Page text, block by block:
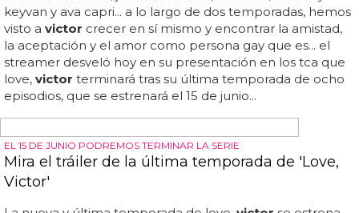
ESTÁ SERÁ LA ÚLTIMA TEMPORADA DE LA SERIE